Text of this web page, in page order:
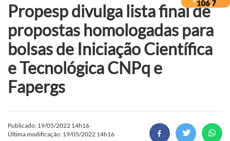
Propesp divulga lista final de
propostas homologadas para
bolsas de Iniciação Científica
e Tecnológica CNPq e
Fapergs
Publicado: 19/05/2022 14h16
Última modificação: 19/05/2022 14h16